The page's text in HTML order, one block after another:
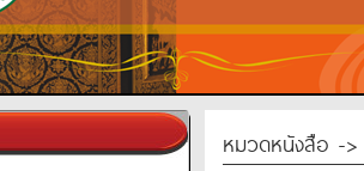
หมวดหนังสือ ->